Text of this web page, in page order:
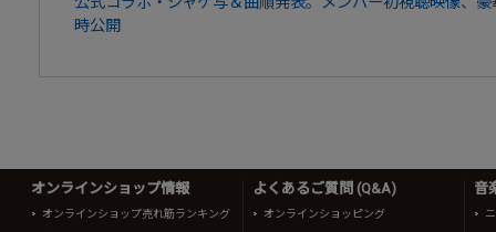
時公開
オンラインショップ情報
オンラインショップ売れ筋ランキング
よくあるご質問 (Q&A)
オンラインショッピング
音